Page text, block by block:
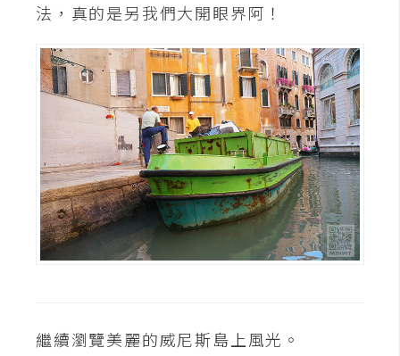
法，真的是另我們大開眼界阿！
繼續瀏覽美麗的威尼斯島上風光。